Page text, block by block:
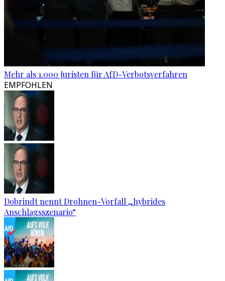
Mehr als 1.000 Juristen für AfD-Verbotsverfahren
EMPFOHLEN
Dobrindt nennt Drohnen-Vorfall „hybrides
Anschlagsszenario“